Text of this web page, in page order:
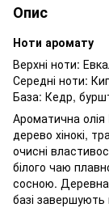
Опис
Ноти аромату
Верхні ноти:
Середні ноти:
База: Кедр,
Ароматична
дерево хінокі,
очисні
білого чаю
сосною.
базі